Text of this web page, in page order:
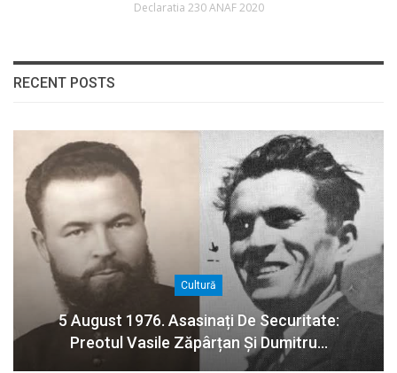
Declaratia 230 ANAF 2020
RECENT POSTS
Cultură
5 August 1976. Asasinați De Securitate:
Preotul Vasile Zăpârțan Și Dumitru…